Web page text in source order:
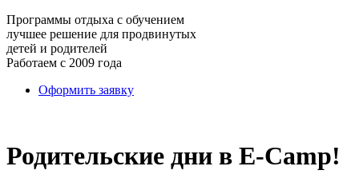
Программы отдыха с обучением
лучшее решение для продвинутых
детей и родителей
Работаем с 2009 года
Оформить заявку
Родительские дни в E-Camp!